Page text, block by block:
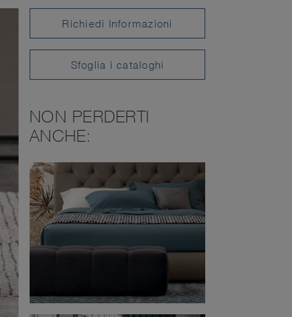
Richiedi Informazioni
Sfoglia i cataloghi
NON PERDERTI
ANCHE: